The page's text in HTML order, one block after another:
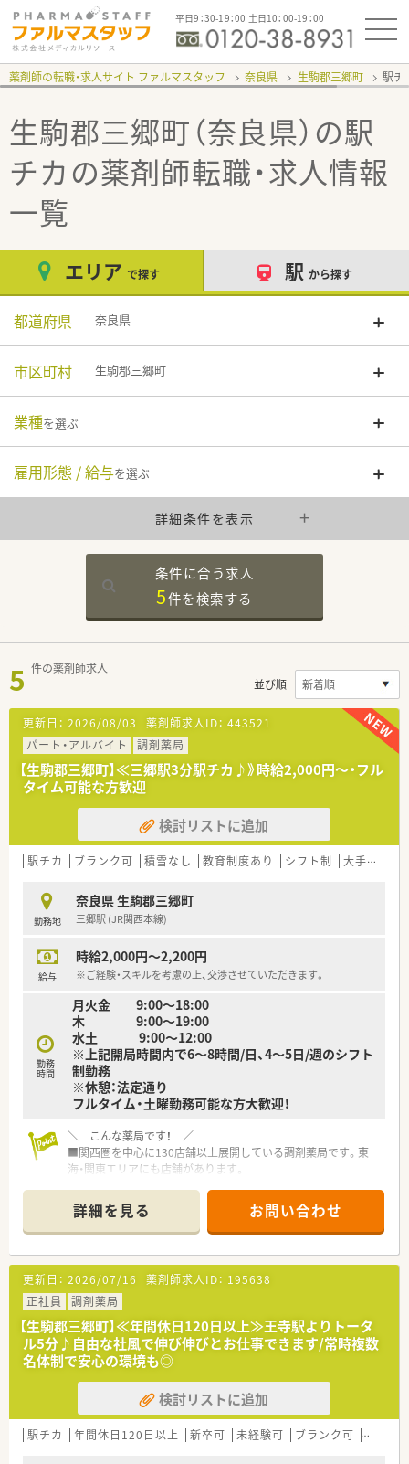
平日9：30-19：00 土日10：00-19：00
薬剤師の転職・求人サイト ファルマスタッフ 奈良県 生駒郡三郷町 駅
生駒郡三郷町（奈良県）の駅
チカの薬剤師転職・求人情報
一覧
エリア で探す 駅 から探す
都道府県 奈良県
市区町村 生駒郡三郷町
業種を選ぶ
雇用形態 / 給与を選ぶ
詳細条件を表示
条件に合う求人
5件を検索する
5 件の薬剤師求人
並び順
更新日： 2026/08/03 薬剤師求人ID： 443521
パート・アルバイト
調剤薬局
【生駒郡三郷町】≪三郷駅3分駅チカ♪》時給2,000円～・フル
タイム可能な方歓迎
検討リストに追加
駅チカ ブランク可 積雪なし 教育制度あり シフト制 大手チェーン
勤務地
奈良県 生駒郡三郷町
三郷駅 (JR関西本線)
給与
時給2,000円～2,200円
※ご経験・スキルを考慮の上、交渉させていただきます。
勤務
時間
月火金 9:00～18:00
木 9:00～19:00
水土 9:00～12:00
※上記開局時間内で6～8時間/日、4～5日/週のシフト
制勤務
※休憩：法定通り
フルタイム・土曜勤務可能な方大歓迎！
＼ こんな薬局です！ ／
■関西圏を中心に130店舗以上展開している調剤薬局です。東
海・関東エリアにも店舗があります。
の働き方に対して大変理解ある会社です。
■患者様にストレスなく過ごして頂くため、内外装共におしゃれ
な雰囲気作りを心掛け、店舗づくりにもこだわりを持っていま
す。
■新規出店の他にＭ＆Ａでの店舗拡大にも力を入れており、採算
が見込めない薬局でも、薬局が無いと困る患者様がいれば地域の
為に買い取り運営する程、地域貢献に意欲的な取り組みをしてい
ます。
＼ コンサルタントおすすめポイント★ ／
■ヘルプ体制充実！近隣に店舗展開が多いだけでなく、ラウンダ
ー勤務の社員さんもいらっしゃるので、急なお休みが発生する場
合も安心出来ます。
■薬局事業の他にも、医師の開業支援事業も手掛けており、クリ
ニックの開院と同時に新規出店をおこないますので、医師との協
詳細を見る お問い合わせ
更新日： 2026/07/16 薬剤師求人ID： 195638
正社員
調剤薬局
【生駒郡三郷町】≪年間休日120日以上≫王寺駅よりトータ
ル5分♪自由な社風で伸び伸びとお仕事できます/常時複数
名体制で安心の環境も◎
検討リストに追加
駅チカ 年間休日120日以上 新卒可 未経験可 ブランク可 住宅補